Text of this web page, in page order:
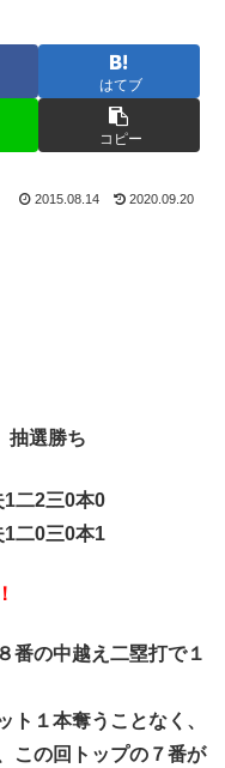
はてブ
コピー
2015.08.14 2020.09.20
抽選勝ち
1二2三0本0
1二0三0本1
番の中越え二塁打で１
ト１本奪うことなく、
この回トップの７番が